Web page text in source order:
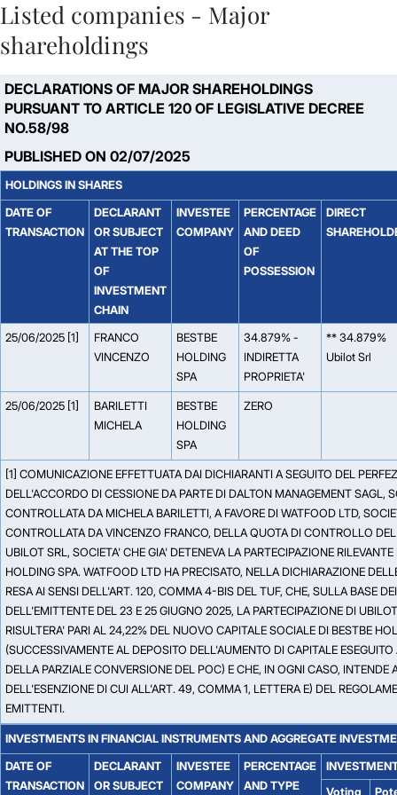
Skip to Main Content
Listed companies - Major
shareholdings
DECLARATIONS OF MAJOR SHAREHOLDINGS
PURSUANT TO ARTICLE 120 OF LEGISLATIVE DECREE
NO.58/98
PUBLISHED ON 02/07/2025
HOLDINGS IN SHARES
DATE OF
TRANSACTION
DECLARANT
OR SUBJECT
AT THE TOP
OF
INVESTMENT
CHAIN
INVESTEE
COMPANY
PERCENTAGE
AND DEED
OF
POSSESSION
DIRECT
25/06/2025 [1]
FRANCO
VINCENZO
BESTBE
HOLDING
SPA
34.879% -
INDIRETTA
PROPRIETA'
** 34.879%
Ubilot Srl
25/06/2025 [1]
BARILETTI
MICHELA
BESTBE
HOLDING
SPA
ZERO
[1] COMUNICAZIONE EFFETTUATA DAI DICHIARANTI A SEGUITO DEL
DELL'ACCORDO DI CESSIONE DA PARTE DI DALTON MANAGEMENT SAGL,
CONTROLLATA DA MICHELA BARILETTI, A FAVORE DI WATFOOD LTD,
CONTROLLATA DA VINCENZO FRANCO, DELLA QUOTA DI CONTROLLO
UBILOT SRL, SOCIETA' CHE GIA' DETENEVA LA PARTECIPAZIONE RILEVANTE
HOLDING SPA. WATFOOD LTD HA PRECISATO, NELLA DICHIARAZIONE
RESA AI SENSI DELL'ART. 120, COMMA 4-BIS DEL TUF, CHE, SULLA BASE
DELL'EMITTENTE DEL 23 E 25 GIUGNO 2025, LA PARTECIPAZIONE DI
RISULTERA' PARI AL 24,22% DEL NUOVO CAPITALE SOCIALE DI BESTBE
(SUCCESSIVAMENTE AL DEPOSITO DELL'AUMENTO DI CAPITALE ESEGUITO
DELLA PARZIALE CONVERSIONE DEL POC) E CHE, IN OGNI CASO, INTENDE
DELL'ESENZIONE DI CUI ALL'ART. 49, COMMA 1, LETTERA E) DEL
EMITTENTI.
INVESTMENTS IN FINANCIAL INSTRUMENTS AND AGGREGATE
DATE OF
TRANSACTION
DECLARANT
OR SUBJECT
INVESTEE
COMPANY
PERCENTAGE
AND TYPE
Voting